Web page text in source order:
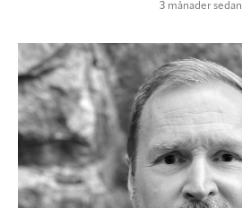
3 månader sedan